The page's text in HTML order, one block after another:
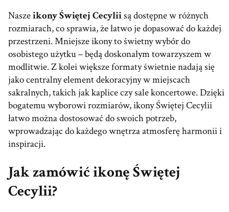
Naszeikony Świętej Cecyliisą dostępne w różnych
rozmiarach, co sprawia, że łatwo je dopasować do każdej
przestrzeni. Mniejsze ikony to świetny wybór do
osobistego użytku – będą doskonałym towarzyszem w
modlitwie. Z kolei większe formaty świetnie nadają się
jako centralny element dekoracyjny w miejscach
sakralnych, takich jak kaplice czy sale koncertowe. Dzięki
bogatemu wyborowi rozmiarów, ikony Świętej Cecylii
łatwo można dostosować do swoich potrzeb,
wprowadzając do każdego wnętrza atmosferę harmonii i
inspiracji.
Jak zamówić ikonę Świętej
Cecylii?